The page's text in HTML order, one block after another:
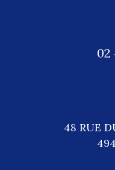
02
48 RUE